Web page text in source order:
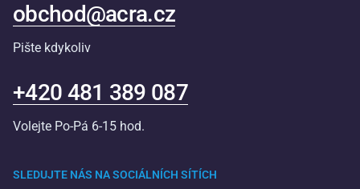
SLEDUJTE NÁS NA SOCIÁLNÍCH SÍTÍCH
obchod@acra.cz
Pište kdykoliv
+420 481 389 087
Volejte Po-Pá 6-15 hod.